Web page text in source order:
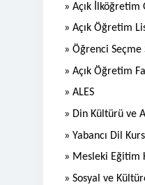
» Açık İlköğretim
» Açık Öğretim
» Öğrenci Seçme
» Açık Öğretim
» ALES
» Din Kültürü ve
» Yabancı Dil
» Mesleki Eğitim
» Sosyal ve